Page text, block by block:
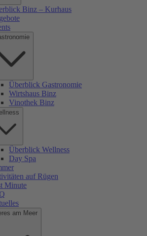
Binz – Kurhaus
Überblick Gastronomie
Wirtshaus Binz
Vinothek Binz
Überblick Wellness
Day Spa
auf Rügen
Minute
am Meer